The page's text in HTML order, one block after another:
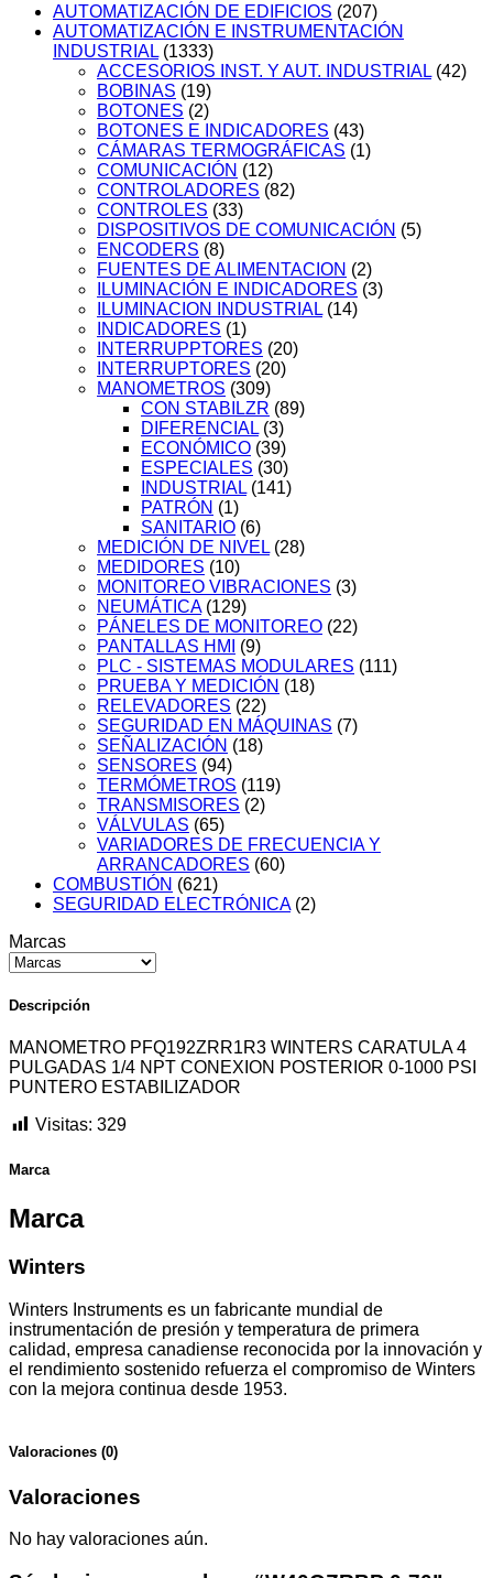
AUTOMATIZACIÓN DE EDIFICIOS (207)
AUTOMATIZACIÓN E INSTRUMENTACIÓN
INDUSTRIAL (1333)
ACCESORIOS INST. Y AUT. INDUSTRIAL (42)
BOBINAS (19)
BOTONES (2)
BOTONES E INDICADORES (43)
CÁMARAS TERMOGRÁFICAS (1)
COMUNICACIÓN (12)
CONTROLADORES (82)
CONTROLES (33)
DISPOSITIVOS DE COMUNICACIÓN (5)
ENCODERS (8)
FUENTES DE ALIMENTACION (2)
ILUMINACIÓN E INDICADORES (3)
ILUMINACION INDUSTRIAL (14)
INDICADORES (1)
INTERRUPPTORES (20)
INTERRUPTORES (20)
MANOMETROS (309)
CON STABILZR (89)
DIFERENCIAL (3)
ECONÓMICO (39)
ESPECIALES (30)
INDUSTRIAL (141)
PATRÓN (1)
SANITARIO (6)
MEDICIÓN DE NIVEL (28)
MEDIDORES (10)
MONITOREO VIBRACIONES (3)
NEUMÁTICA (129)
PÁNELES DE MONITOREO (22)
PANTALLAS HMI
(9)
PLC - SISTEMAS MODULARES (111)
PRUEBA Y MEDICIÓN (18)
RELEVADORES (22)
SEGURIDAD EN MÁQUINAS (7)
SEÑALIZACIÓN (18)
SENSORES (94)
TERMÓMETROS (119)
TRANSMISORES (2)
VÁLVULAS (65)
VARIADORES DE FRECUENCIA Y
ARRANCADORES (60)
COMBUSTIÓN (621)
SEGURIDAD ELECTRÓNICA (2)
Marcas
Descripción
MANOMETRO PFQ192ZRR1R3 WINTERS CARATULA 4
PULGADAS 1/4 NPT CONEXION POSTERIOR 0-1000 PSI
PUNTERO ESTABILIZADOR
Visitas: 329
Marca
Marca
Winters
Winters Instruments es un fabricante mundial de
instrumentación de presión y temperatura de primera
calidad, empresa canadiense reconocida por la innovación y
el rendimiento sostenido refuerza el compromiso de Winters
con la mejora continua desde 1953.
Valoraciones (0)
Valoraciones
No hay valoraciones aún.